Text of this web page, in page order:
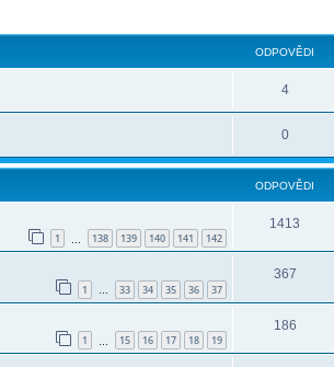
ODPOVĚDI
4
0
ODPOVĚDI
1 138 139 140 141 142
1413
1 … 33 34 35 36 37
367
1 15 16 17 18 19
186